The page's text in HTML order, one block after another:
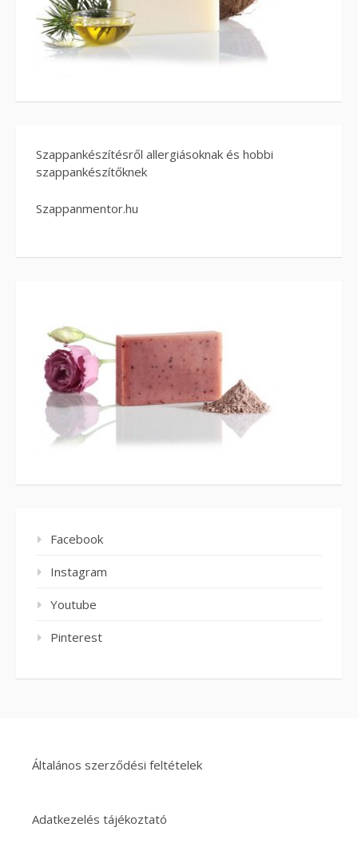
Szappankészítésről allergiásoknak és hobbi
szappankészítőknek
Szappanmentor.hu
Facebook
Instagram
Youtube
Pinterest
Általános szerződési feltételek
Adatkezelés tájékoztató